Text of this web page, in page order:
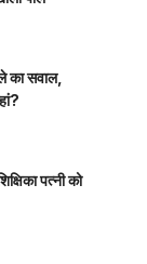
का सवाल,
पत्नी को